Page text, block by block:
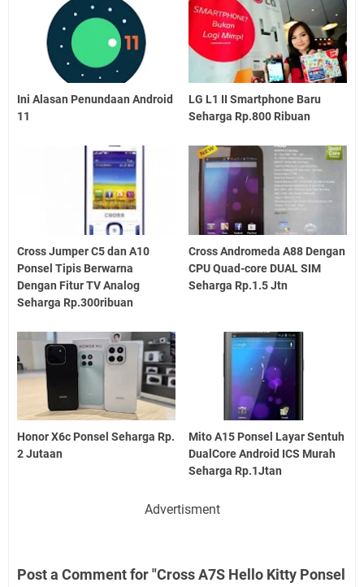
Ini Alasan Penundaan Android
11
LG L1 II Smartphone Baru
Seharga Rp.800 Ribuan
Cross Jumper C5 dan A10
Ponsel Tipis Berwarna
Dengan Fitur TV Analog
Seharga Rp.300ribuan
Cross Andromeda A88 Dengan
CPU Quad-core DUAL SIM
Seharga Rp.1.5 Jtn
Honor X6c Ponsel Seharga Rp.
2 Jutaan
Mito A15 Ponsel Layar Sentuh
DualCore Android ICS Murah
Seharga Rp.1Jtan
Advertisment
Post a Comment for "Cross A7S Hello Kitty Ponsel